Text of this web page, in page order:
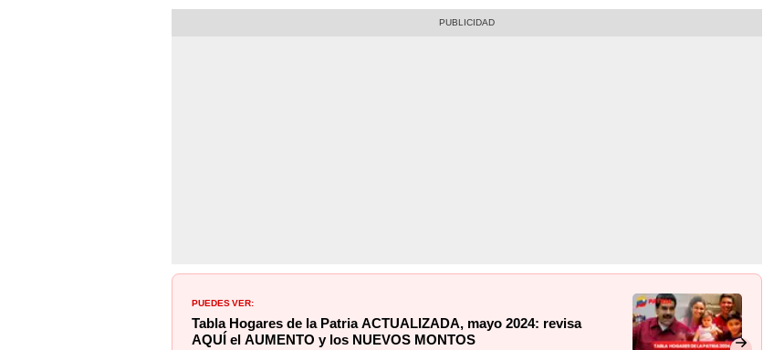
PUEDES VER:
Tabla Hogares de la Patria ACTUALIZADA, mayo 2024: revisa
AQUÍ el AUMENTO y los NUEVOS MONTOS